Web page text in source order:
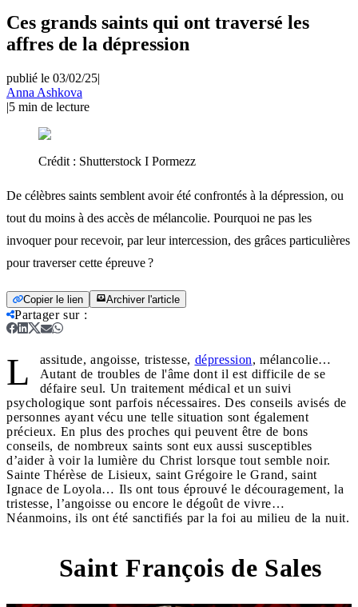
Ces grands saints qui ont traversé les
affres de la dépression
publié le 03/02/25|
Anna Ashkova
|5 min de lecture
Crédit : Shutterstock I Pormezz
De célèbres saints semblent avoir été confrontés à la dépression, ou
tout du moins à des accès de mélancolie. Pourquoi ne pas les
invoquer pour recevoir, par leur intercession, des grâces particulières
pour traverser cette épreuve ?
Copier le lien Archiver l'article
Partager sur:
L assitude, angoisse, tristesse, dépression, mélancolie…
Autant de troubles de l'âme dont il est difficile de se
défaire seul. Un traitement médical et un suivi
psychologique sont parfois nécessaires. Des conseils avisés de
personnes ayant vécu une telle situation sont également
précieux. En plus des proches qui peuvent être de bons
conseils, de nombreux saints sont eux aussi susceptibles
d’aider à voir la lumière du Christ lorsque tout semble noir.
Sainte Thérèse de Lisieux, saint Grégoire le Grand, saint
Ignace de Loyola… Ils ont tous éprouvé le découragement, la
tristesse, l’angoisse ou encore le dégoût de vivre…
Néanmoins, ils ont été sanctifiés par la foi au milieu de la nuit.
Saint François de Sales